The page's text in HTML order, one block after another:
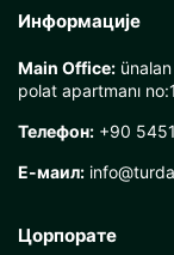
Информације
Main Office:
polat apartmanı
Телефон: +90
Е-маил:
Цорпорате